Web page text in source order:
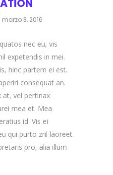
marzo 3, 2016
nec eu, vis
expetendis in mei.
hinc partem ei est.
consequat an.
at, vel pertinax
mea et. Mea
id. Vis ei
qui purto zril laoreet.
pro, alia illum